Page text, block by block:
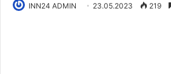
INN24 ADMIN 23.05.2023 219